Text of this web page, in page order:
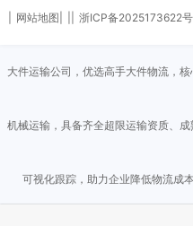
网站地图| 浙ICP备2025173622
大件运输公司，优选高手大件物流，
机械运输，具备齐全超限运输资质、
可视化跟踪，助力企业降低物流成